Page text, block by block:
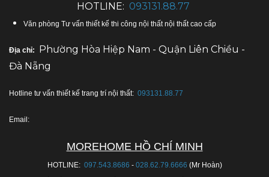
HOTLINE: 093131.88.77
Văn phòng Tư vấn thiết kế thi công nội thất nội thất cao cấp
Địa chỉ:
Phường Hòa Hiệp Nam - Quận Liên Chiều -
Đà Nẵng
Hotline tư vấn thiết kế trang trí nội thất: 093131.88.77
Email:
MOREHOME HỒ CHÍ MINH
HOTLINE: 097.543.8686 - 028.62.79.6666 (Mr Hoàn)